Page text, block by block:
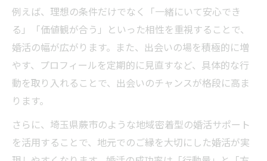
30代婚活の現実と成功率を知るきっかけ
婚活成功率を上げる30代の地域選びのコツ
実体験から見る30代婚活の成功率の変化
生活環境が婚活成功率に与える影響とは
30代婚活の現実と家族計画の両立術
30代婚活成功率を意識した前向きな行動法
焦りを味方に変える30代女性の婚活思考
例えば、理想の条件だけでなく「一緒にいて安心でき
る」「価値観が合う」といった相性を重視することで、
婚活の幅が広がります。また、出会いの場を積極的に増
やす、プロフィールを定期的に見直すなど、具体的な行
動を取り入れることで、出会いのチャンスが格段に高ま
ります。
さらに、埼玉県蕨市のような地域密着型の婚活サポート
を活用することで、地元でのご縁を大切にした婚活が実